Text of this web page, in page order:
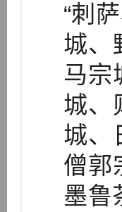
“刺
城、
马宗
城、
城、
僧郭
墨鲁